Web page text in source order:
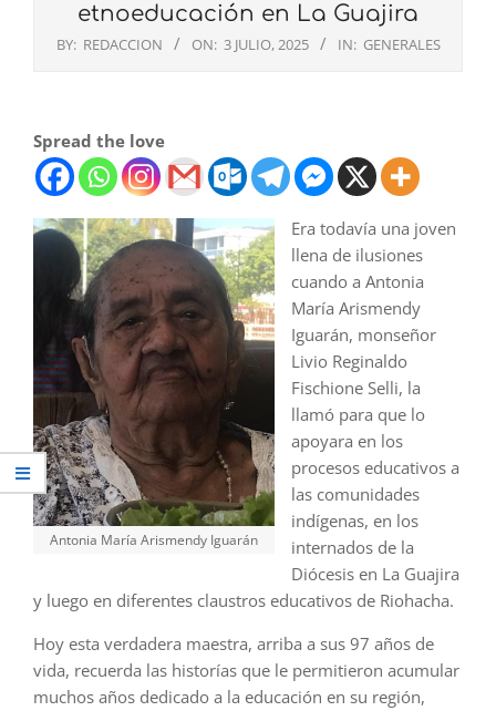
etnoeducación en La Guajira
BY: REDACCION ON: 3 JULIO, 2025 IN: GENERALES
Spread the love
Antonia María Arismendy Iguarán
Era todavía una joven
llena de ilusiones
cuando a Antonia
María Arismendy
Iguarán, monseñor
Livio Reginaldo
Fischione Selli, la
llamó para que lo
apoyara en los
procesos educativos a
las comunidades
indígenas, en los
internados de la
Diócesis en La Guajira
y luego en diferentes claustros educativos de Riohacha.
Hoy esta verdadera maestra, arriba a sus 97 años de
vida, recuerda las historías que le permitieron acumular
muchos años dedicado a la educación en su región,